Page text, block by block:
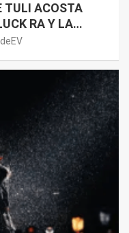
TULI ACOSTA
RA Y LA